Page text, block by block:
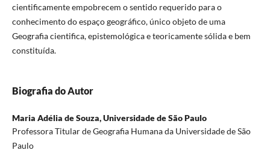
cientificamente empobrecem o sentido requerido para o
conhecimento do espaço geográfico, único objeto de uma
Geografia cientifica, epistemológica e teoricamente sólida e bem
constituída.
Biografia do Autor
Maria Adélia de Souza,Universidade de São Paulo
Professora Titular de Geografia Humana da Universidade de São
Paulo